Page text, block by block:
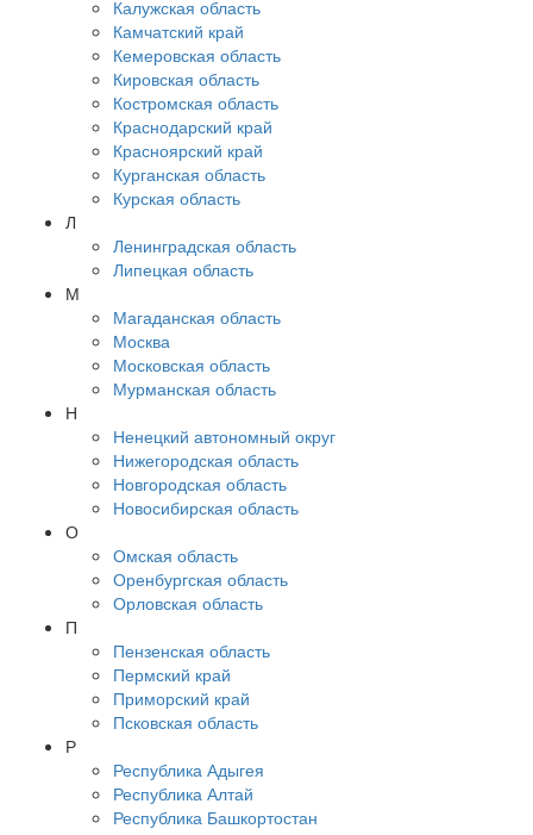
Калужская область
Камчатский край
Кемеровская область
Кировская область
Костромская область
Краснодарский край
Красноярский край
Курганская область
Курская область
Л
Ленинградская область
Липецкая область
М
Магаданская область
Москва
Московская область
Мурманская область
Н
Ненецкий автономный округ
Нижегородская область
Новгородская область
Новосибирская область
О
Омская область
Оренбургская область
Орловская область
П
Пензенская область
Пермский край
Приморский край
Псковская область
Р
Республика Адыгея
Республика Алтай
Республика Башкортостан